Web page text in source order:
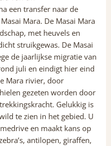
een transfer naar de
Mara. De Masai Mara
met heuvels en
struikgewas. De Masai
de jaarlijkse migratie van
juli en eindigt hier eind
Mara rivier, door
gezeten worden door
Gelukkig is
te zien in het gebied. U
en maakt kans op
antilopen, giraffen,